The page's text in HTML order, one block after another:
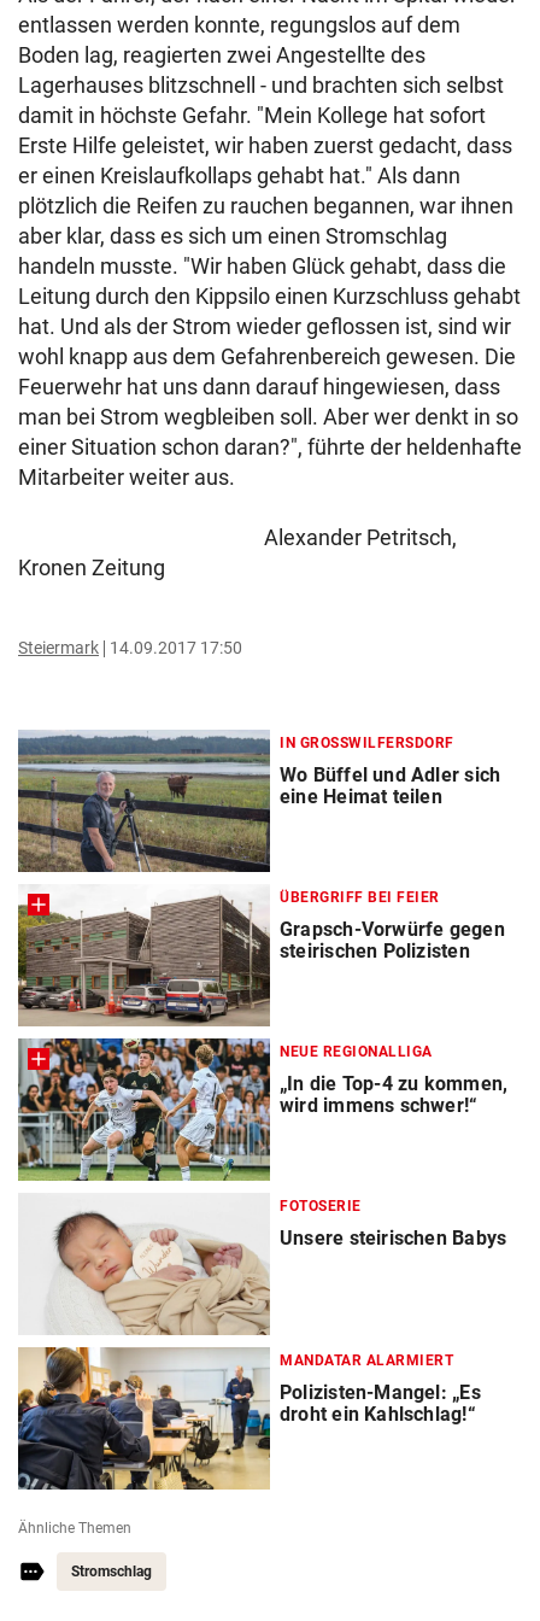
entlassen werden konnte, regungslos auf dem
Boden lag, reagierten zwei Angestellte des
Lagerhauses blitzschnell - und brachten sich selbst
damit in höchste Gefahr. "Mein Kollege hat sofort
Erste Hilfe geleistet, wir haben zuerst gedacht, dass
er einen Kreislaufkollaps gehabt hat." Als dann
plötzlich die Reifen zu rauchen begannen, war ihnen
aber klar, dass es sich um einen Stromschlag
handeln musste. "Wir haben Glück gehabt, dass die
Leitung durch den Kippsilo einen Kurzschluss gehabt
hat. Und als der Strom wieder geflossen ist, sind wir
wohl knapp aus dem Gefahrenbereich gewesen. Die
Feuerwehr hat uns dann darauf hingewiesen, dass
man bei Strom wegbleiben soll. Aber wer denkt in so
einer Situation schon daran?", führte der heldenhafte
Mitarbeiter weiter aus.
Alexander Petritsch,
Kronen Zeitung
Steiermark 14.09.2017 17:50
IN GROSSWILFERSDORF
Wo Büffel und Adler sich
eine Heimat teilen
ÜBERGRIFF BEI FEIER
Grapsch-Vorwürfe gegen
steirischen Polizisten
NEUE REGIONALLIGA
„In die Top-4 zu kommen,
wird immens schwer!“
FOTOSERIE
Unsere steirischen Babys
MANDATAR ALARMIERT
Polizisten-Mangel: „Es
droht ein Kahlschlag!“
Ähnliche Themen
Stromschlag